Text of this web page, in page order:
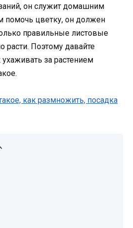
он служит домашним
помочь цветку, он должен
правильные листовые
расти. Поэтому давайте
за растением